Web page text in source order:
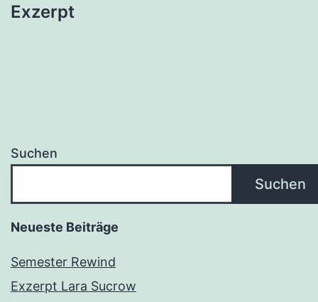
Exzerpt
Suchen
Suchen
Neueste Beiträge
Semester Rewind
Exzerpt Lara Sucrow